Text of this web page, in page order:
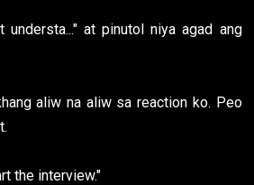
understa..." at pinutol niya agad ang
aliw na aliw sa reaction ko. Peo
the interview."